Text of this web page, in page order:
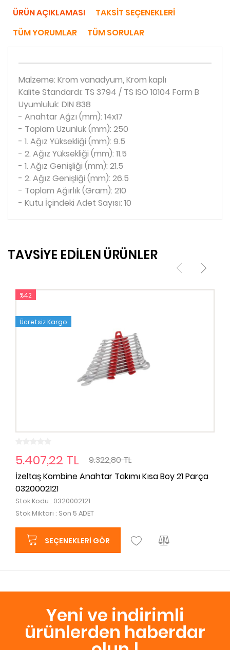
ÜRÜN AÇIKLAMASI
TAKSIT SEÇENEKLERI
TÜM YORUMLAR
TÜM SORULAR
Malzeme: Krom vanadyum, Krom kaplı
Kalite Standardı: TS 3794 / TS ISO 10104 Form B
Uyumluluk: DIN 838
- Anahtar Ağzı (mm): 14x17
- Toplam Uzunluk (mm): 250
- 1. Ağız Yüksekliği (mm): 9.5
- 2. Ağız Yüksekliği (mm): 11.5
- 1. Ağız Genişliği (mm): 21.5
- 2. Ağız Genişliği (mm): 26.5
- Toplam Ağırlık (Gram): 210
- Kutu İçindeki Adet Sayısı: 10
TAVSİYE EDİLEN ÜRÜNLER
%42
Ücretsiz Kargo
5.407,22 TL
9.322,80 TL
İzeltaş Kombine Anahtar Takımı Kısa Boy 21 Parça
0320002121
Stok Kodu : 0320002121
Stok Miktarı : Son 5 ADET
SEÇENEKLERI GÖR
Yeni ve indirimli
ürünlerden haberdar